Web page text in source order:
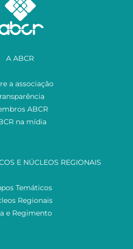
A ABCR
a associação
ABCR
na mídia
E NÚCLEOS REGIONAIS
Temáticos
Regionais
e Regimento